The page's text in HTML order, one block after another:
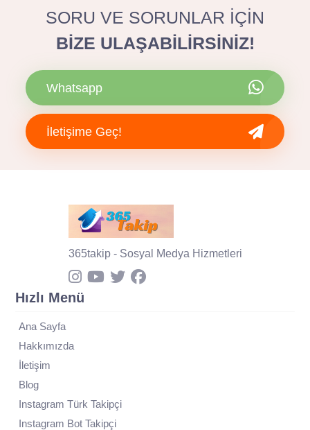
SORU VE SORUNLAR İÇİN
BİZE ULAŞABİLİRSİNİZ!
Whatsapp
İletişime Geç!
365takip - Sosyal Medya Hizmetleri
Hızlı Menü
Ana Sayfa
Hakkımızda
İletişim
Blog
Instagram Türk Takipçi
Instagram Bot Takipçi